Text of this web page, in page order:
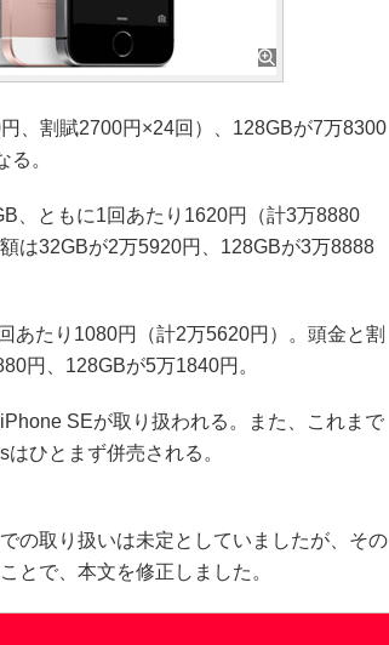
、割賦2700円×24回）、128GBが7万8300
。
、ともに1回あたり1620円（計3万8880
は32GBが2万5920円、128GBが3万8888
たり1080円（計2万5620円）。頭金と割
円、128GBが5万1840円。
SEが取り扱われる。また、これまで
ひとまず併売される。
の取り扱いは未定としていましたが、その
とで、本文を修正しました。